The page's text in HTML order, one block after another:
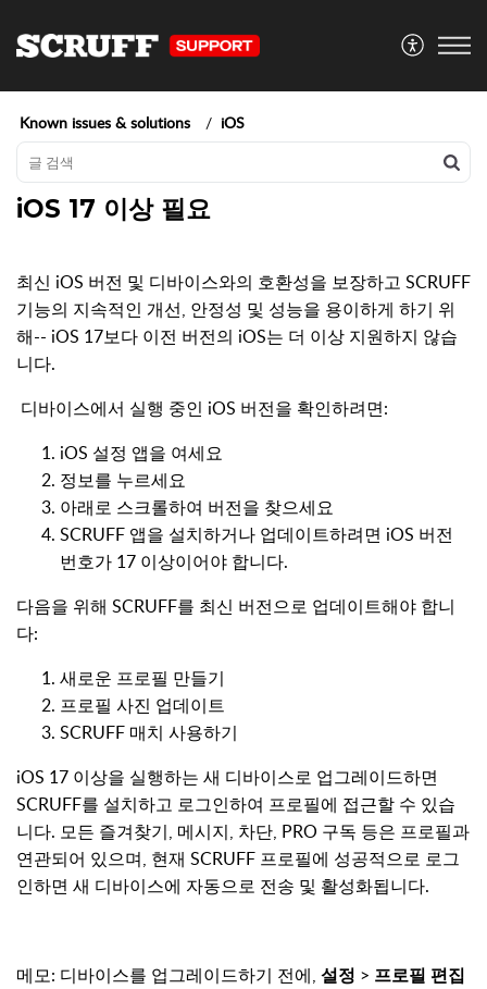
Known issues & solutions iOS
iOS 17 이상 필요
최신 iOS 버전 및 디바이스와의 호환성을 보장하고 SCRUFF
기능의 지속적인 개선, 안정성 및 성능을 용이하게 하기 위
해-- iOS 17보다 이전 버전의 iOS는 더 이상 지원하지 않습
니다.
디바이스에서 실행 중인 iOS 버전을 확인하려면:
iOS 설정 앱을 여세요
정보를 누르세요
아래로 스크롤하여 버전을 찾으세요
SCRUFF 앱을 설치하거나 업데이트하려면 iOS 버전
번호가 17 이상이어야 합니다.
다음을 위해 SCRUFF를 최신 버전으로 업데이트해야 합니
다:
새로운 프로필 만들기
프로필 사진 업데이트
SCRUFF 매치 사용하기
iOS 17 이상을 실행하는 새 디바이스로 업그레이드하면
SCRUFF를 설치하고 로그인하여 프로필에 접근할 수 있습
니다. 모든 즐겨찾기, 메시지, 차단, PRO 구독 등은 프로필과
연관되어 있으며, 현재 SCRUFF 프로필에 성공적으로 로그
인하면 새 디바이스에 자동으로 전송 및 활성화됩니다.
메모: 디바이스를 업그레이드하기 전에, 설정 > 프로필 편집